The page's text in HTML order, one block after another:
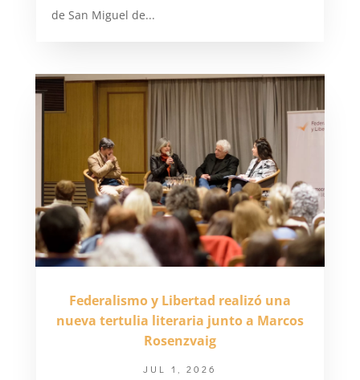
de San Miguel de...
Federalismo y Libertad realizó una
nueva tertulia literaria junto a Marcos
Rosenzvaig
JUL 1, 2026